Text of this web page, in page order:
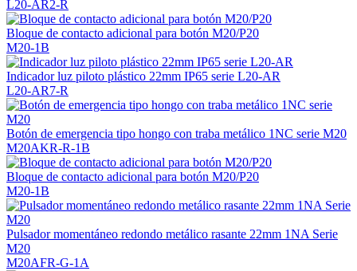
L20-AR2-R
Bloque de contacto adicional para botón M20/P20
M20-1B
Indicador luz piloto plástico 22mm IP65 serie L20-AR
L20-AR7-R
Botón de emergencia tipo hongo con traba metálico 1NC serie M20
M20AKR-R-1B
Bloque de contacto adicional para botón M20/P20
M20-1B
Pulsador momentáneo redondo metálico rasante 22mm 1NA Serie
M20
M20AFR-G-1A